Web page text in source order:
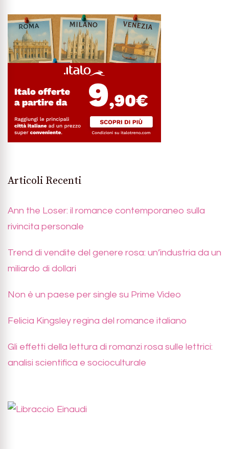
Articoli Recenti
Ann the Loser: il romance contemporaneo sulla
rivincita personale
Trend di vendite del genere rosa: un’industria da un
miliardo di dollari
Non è un paese per single su Prime Video
Felicia Kingsley regina del romance italiano
Gli effetti della lettura di romanzi rosa sulle lettrici:
analisi scientifica e socioculturale